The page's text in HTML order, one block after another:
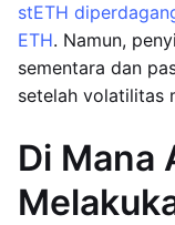
stETH
ETH. Namun,
sementara dan
setelah volatilitas
Di Mana